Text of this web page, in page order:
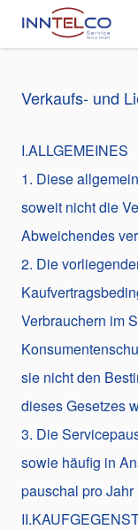
Zum Inhalt
Verkaufs- und
I.ALLGEMEINES
1. Diese
soweit nicht die
Abweichendes
2. Die
Verbrauchern im
sie nicht den
dieses Gesetzes
3. Die
sowie häufig in
pauschal pro